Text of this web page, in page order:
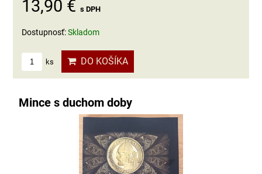
13,90 € s DPH
Dostupnosť:Skladom
ks DO KOŠÍKA
Mince s duchom doby